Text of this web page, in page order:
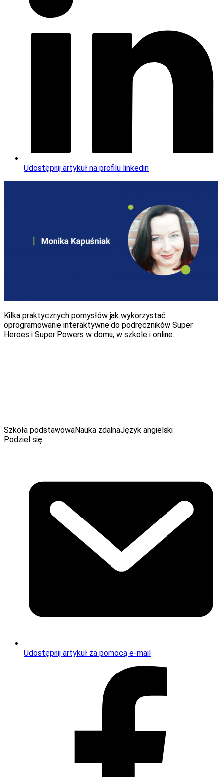
Udostępnij artykuł na profilu linkedin
Kilka praktycznych pomysłów jak wykorzystać
oprogramowanie interaktywne do podręczników Super
Heroes i Super Powers w domu, w szkole i online.
Szkoła podstawowaNauka zdalnaJęzyk angielski
Podziel się
Udostępnij artykuł za pomocą e-mail